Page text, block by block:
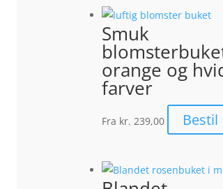
Smuk
orange og
farver
Fra kr. 239,00 Bestil